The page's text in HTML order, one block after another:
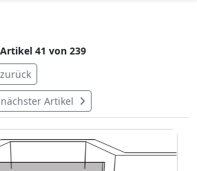
Artikel 41 von 239
nächster Artikel